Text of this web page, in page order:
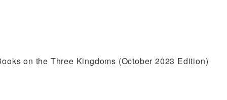
on the Three Kingdoms (October 2023 Edition)